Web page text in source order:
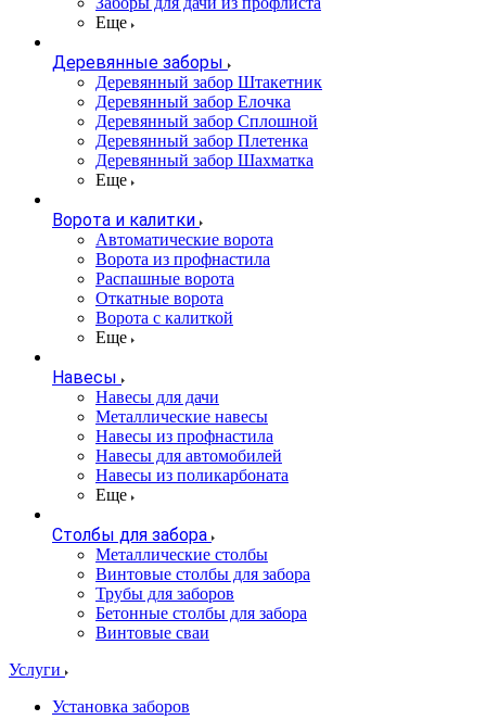
Еще
Деревянные заборы
Деревянный забор Штакетник
Деревянный забор Елочка
Деревянный забор Сплошной
Деревянный забор Плетенка
Деревянный забор Шахматка
Еще
Ворота и калитки
Автоматические ворота
Ворота из профнастила
Распашные ворота
Откатные ворота
Ворота с калиткой
Еще
Навесы
Навесы для дачи
Металлические навесы
Навесы из профнастила
Навесы для автомобилей
Навесы из поликарбоната
Еще
Столбы для забора
Металлические столбы
Винтовые столбы для забора
Трубы для заборов
Бетонные столбы для забора
Винтовые сваи
Услуги
Установка заборов